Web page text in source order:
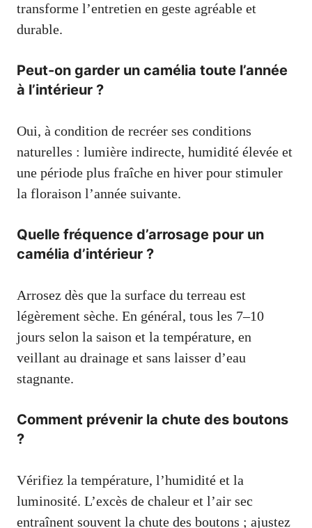
transforme l’entretien en geste agréable et
durable.
Peut-on garder un camélia toute l’année
à l’intérieur ?
Oui, à condition de recréer ses conditions
naturelles : lumière indirecte, humidité élevée et
une période plus fraîche en hiver pour stimuler
la floraison l’année suivante.
Quelle fréquence d’arrosage pour un
camélia d’intérieur ?
Arrosez dès que la surface du terreau est
légèrement sèche. En général, tous les 7–10
jours selon la saison et la température, en
veillant au drainage et sans laisser d’eau
stagnante.
Comment prévenir la chute des boutons
?
Vérifiez la température, l’humidité et la
luminosité. L’excès de chaleur et l’air sec
entraînent souvent la chute des boutons ; ajustez